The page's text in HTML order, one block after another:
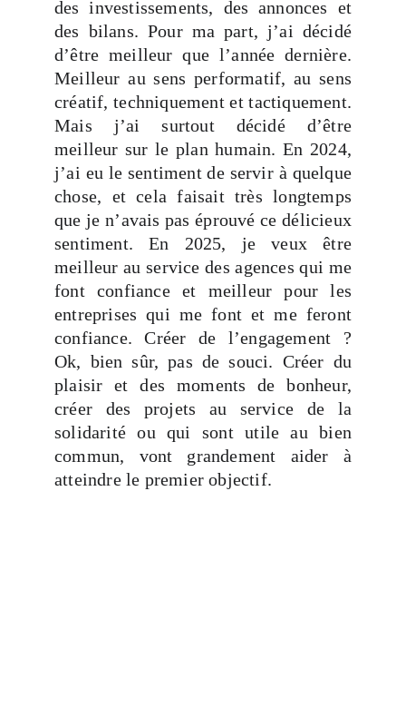
des investissements, des annonces et
des bilans. Pour ma part, j’ai décidé
d’être meilleur que l’année dernière.
Meilleur au sens performatif, au sens
créatif, techniquement et tactiquement.
Mais j’ai surtout décidé d’être
meilleur sur le plan humain. En 2024,
j’ai eu le sentiment de servir à quelque
chose, et cela faisait très longtemps
que je n’avais pas éprouvé ce délicieux
sentiment. En 2025, je veux être
meilleur au service des agences qui me
font confiance et meilleur pour les
entreprises qui me font et me feront
confiance. Créer de l’engagement ?
Ok, bien sûr, pas de souci. Créer du
plaisir et des moments de bonheur,
créer des projets au service de la
solidarité ou qui sont utile au bien
commun, vont grandement aider à
atteindre le premier objectif.